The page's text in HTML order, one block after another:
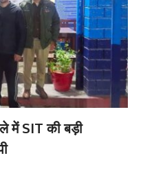
में SIT की बड़ी